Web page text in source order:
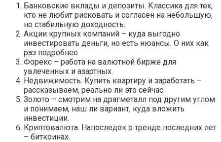
Банковские вклады и депозиты. Классика для тех,
кто не любит рисковать и согласен на небольшую,
но стабильную доходность.
Акции крупных компаний – куда выгодно
инвестировать деньги, но есть нюансы. О них как
раз подробнее.
Форекс – работа на валютной бирже для
увлеченных и азартных.
Недвижимость. Купить квартиру и заработать –
рассказываем, реально ли это сейчас.
Золото – смотрим на драгметалл под другим углом
и понимаем, наш ли вариант, куда вложить
инвестиции.
Криптовалюта. Напоследок о тренде последних лет
– биткоинах.